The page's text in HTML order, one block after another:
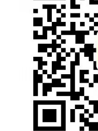
接拖到这里
jpg, jpeg, gif, png